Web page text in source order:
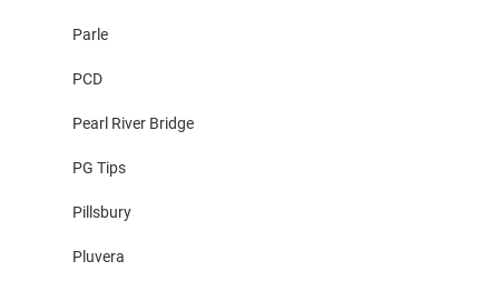
Parle
PCD
Pearl River Bridge
PG Tips
Pillsbury
Pluvera